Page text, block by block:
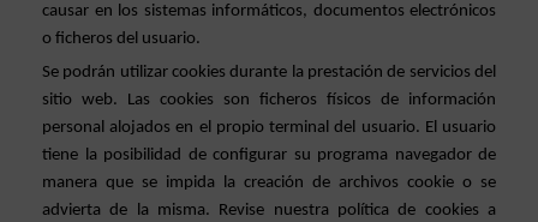
causar en los sistemas informáticos, documentos electrónicos
o ficheros del usuario.
Se podrán utilizar cookies durante la prestación de servicios del
sitio web. Las cookies son ficheros físicos de información
personal alojados en el propio terminal del usuario. El usuario
tiene la posibilidad de configurar su programa navegador de
manera que se impida la creación de archivos cookie o se
advierta de la misma. Revise nuestra política de cookies a